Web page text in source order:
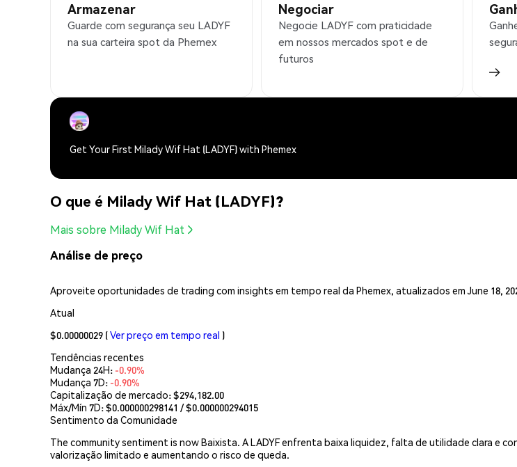
Armazenar
Guarde com segurança seu LADYF
na sua carteira spot da Phemex
Negociar
Negocie LADYF com praticidade
em nossos mercados spot e de
futuros
Get Your First Milady Wif Hat (LADYF) with Phemex
O que é Milady Wif Hat (LADYF)?
Mais sobre Milady Wif Hat
Análise de preço
Aproveite oportunidades de trading com insights em tempo real da Phemex, atualizados em June 18,
Atual
$0.00000029 (Ver preço em tempo real )
Tendências recentes
Mudança 24H: -0.90%
Mudança 7D: -0.90%
Capitalização de mercado:$294,182.00
Máx/Mín 7D: $0.000000298141 / $0.000000294015
Sentimento da Comunidade
The community sentiment is now Baixista. A LADYF enfrenta baixa liquidez, falta de utilidade clara e
valorização limitado e aumentando o risco de queda.